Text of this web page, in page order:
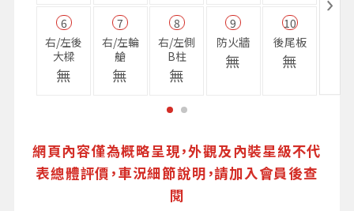
6
右/左後
大樑
無
7
右/左輪
艙
無
8
右/左側
B柱
無
9
防火牆
無
10
後尾板
無
網頁內容僅為概略呈現，外觀及內裝星級不代
表總體評價，車況細節說明，請加入會員後查
閱